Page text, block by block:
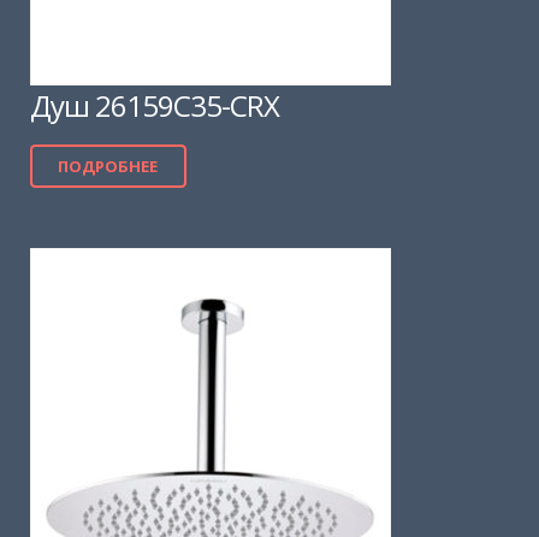
Душ 26159C35-CRX
ПОДРОБНЕЕ